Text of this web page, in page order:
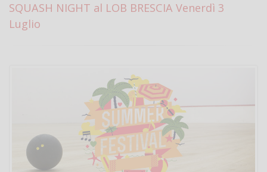
SQUASH NIGHT al LOB BRESCIA Venerdì 3
Luglio